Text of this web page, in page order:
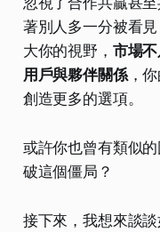
著別人多一分被看
大你的視野， 市場
用戶與夥伴關係，
創造更多的選項。
或許你也曾有類似
破這個僵局？
接下來，我想來談